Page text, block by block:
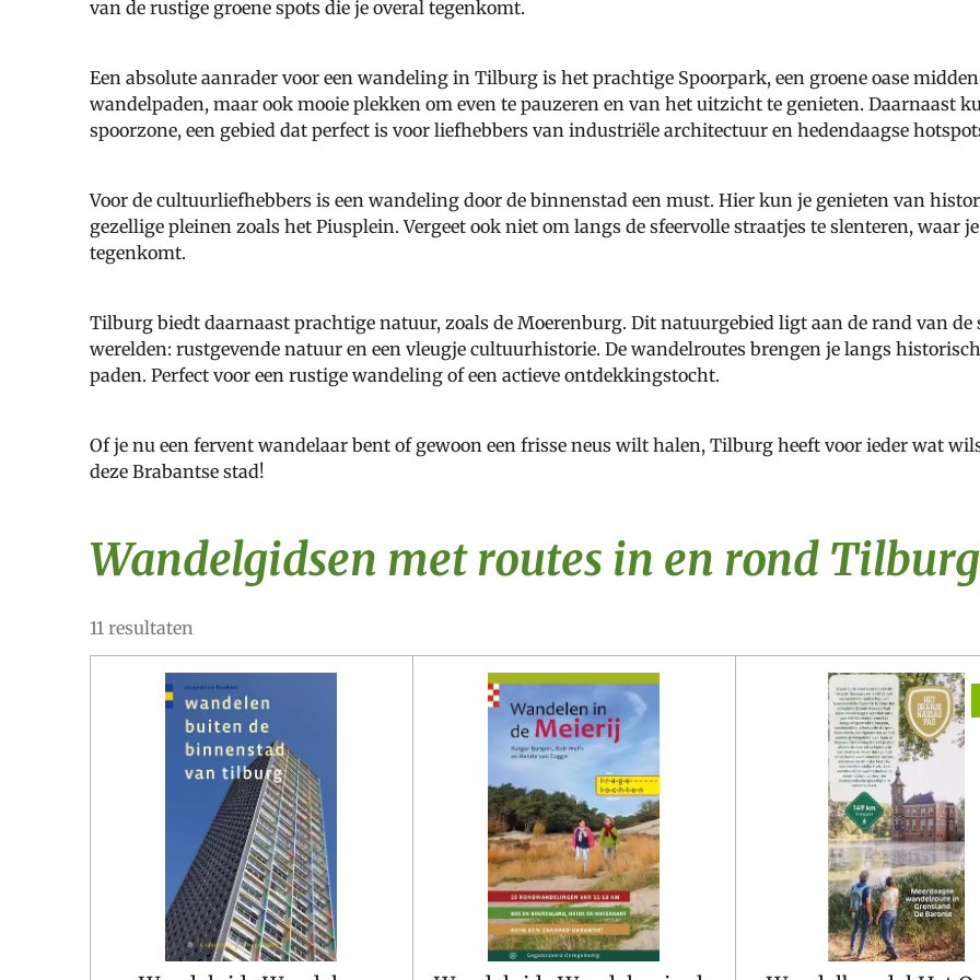
van de rustige groene spots die je overal tegenkomt.
Een absolute aanrader voor een wandeling in Tilburg is het prachtige Spoorpark, een groene oase
wandelpaden, maar ook mooie plekken om even te pauzeren en van het uitzicht te genieten. Daarnaast
spoorzone, een gebied dat perfect is voor liefhebbers van industriële architectuur en hedendaagse
Voor de cultuurliefhebbers is een wandeling door de binnenstad een must. Hier kun je genieten van
gezellige pleinen zoals het Piusplein. Vergeet ook niet om langs de sfeervolle straatjes te slenteren, waar
tegenkomt.
Tilburg biedt daarnaast prachtige natuur, zoals de Moerenburg. Dit natuurgebied ligt aan de rand van de
werelden: rustgevende natuur en een vleugje cultuurhistorie. De wandelroutes brengen je langs
paden. Perfect voor een rustige wandeling of een actieve ontdekkingstocht.
Of je nu een fervent wandelaar bent of gewoon een frisse neus wilt halen, Tilburg heeft voor ieder wat
deze Brabantse stad!
Wandelgidsen met routes in en rond Tilburg
11 resultaten